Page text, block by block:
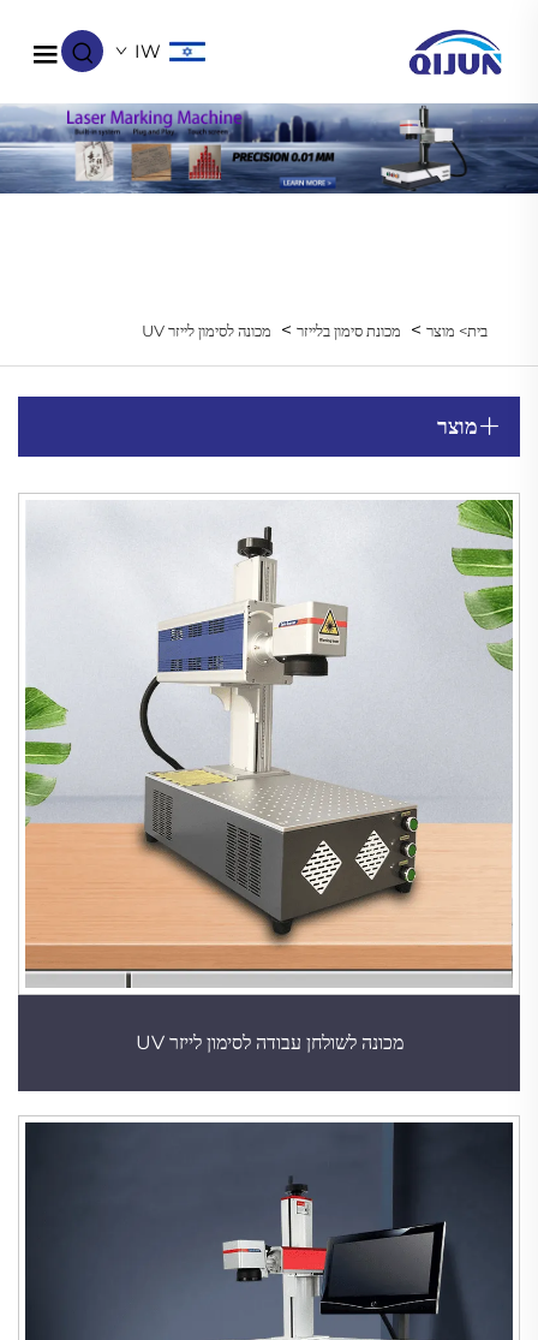
IW
בית> מוצר> מכונת סימון בלייזר> מכונה לסימון לייזר UV
מוצר
מכונה לשולחן עבודה לסימון לייזר UV